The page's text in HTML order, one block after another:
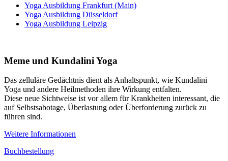
Yoga Ausbildung Frankfurt (Main)
Yoga Ausbildung Düsseldorf
Yoga Ausbildung Leipzig
Meme und Kundalini Yoga
Das zelluläre Gedächtnis dient als Anhaltspunkt, wie Kundalini
Yoga und andere Heilmethoden ihre Wirkung entfalten.
Diese neue Sichtweise ist vor allem für Krankheiten interessant, die
auf Selbstsabotage, Überlastung oder Überforderung zurück zu
führen sind.
Weitere Informationen
Buchbestellung